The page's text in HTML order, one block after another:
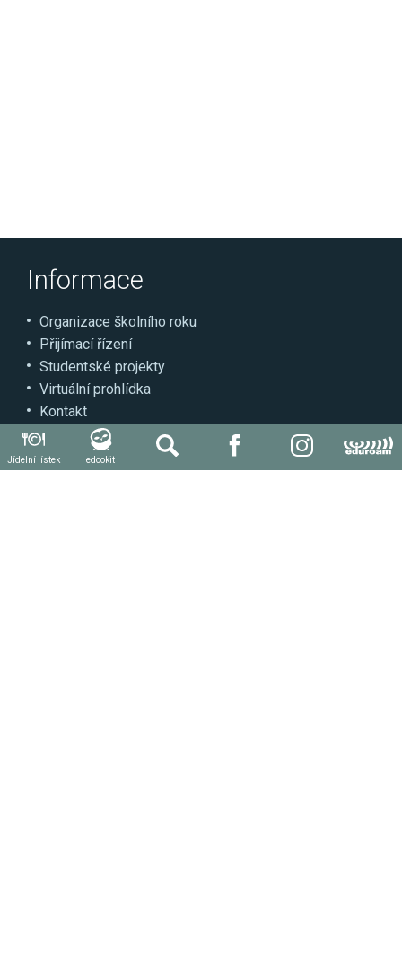
Jídelní lístek edookit
Informace
Organizace školního roku
Přijímací řízení
Studentské projekty
Virtuální prohlídka
Kontakt
Může se hodit